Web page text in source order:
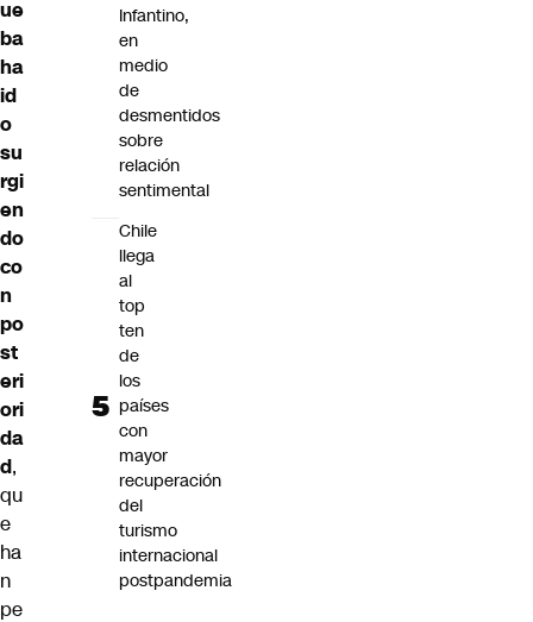
ue
ba
ha
id
o
su
rgi
en
do
co
n
po
st
eri
ori
da
d,
qu
e
ha
n
pe
Infantino,
en
medio
de
desmentidos
sobre
relación
sentimental
Chile
llega
al
top
ten
de
los
países
con
mayor
recuperación
del
turismo
internacional
postpandemia